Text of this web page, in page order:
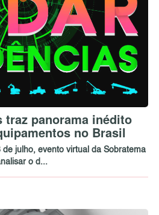
traz panorama inédito
no Brasil
de julho, evento virtual da Sobratema
o d...